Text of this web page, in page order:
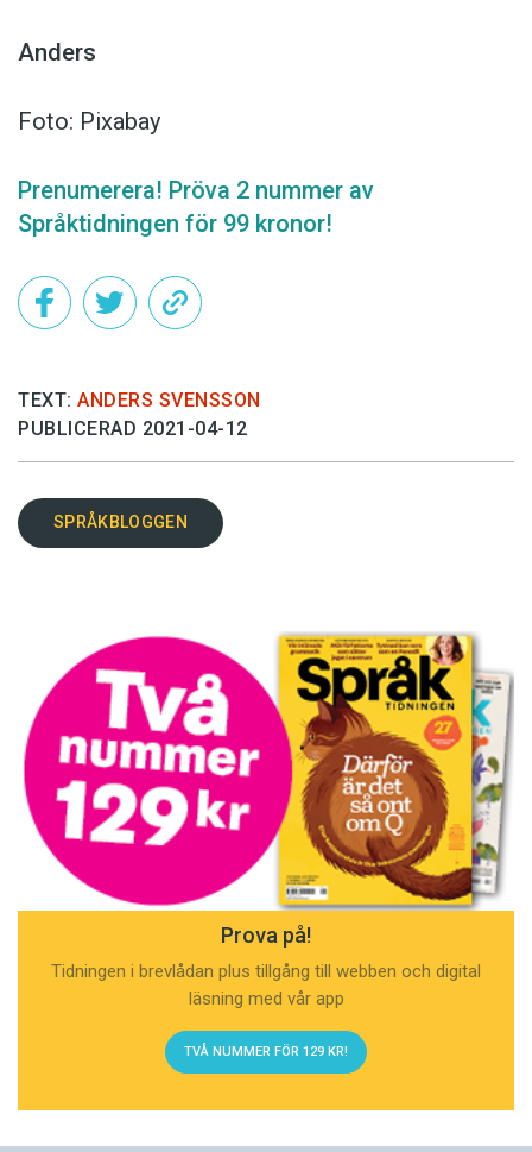
Anders
Foto: Pixabay
Prenumerera! Pröva 2 nummer av
Språktidningen för 99 kronor!
TEXT: ANDERS SVENSSON
PUBLICERAD 2021-04-12
SPRÅKBLOGGEN
Prova på!
Tidningen i brevlådan plus tillgång till webben och digital
läsning med vår app
TVÅ NUMMER FÖR 129 KR!